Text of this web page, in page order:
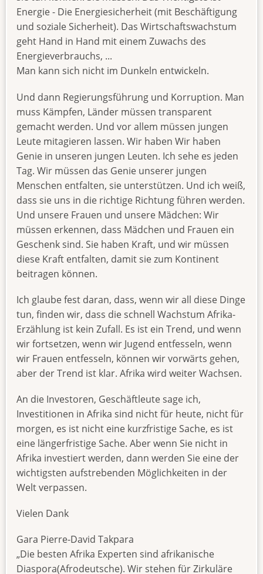
Energie - Die Energiesicherheit (mit Beschäftigung
und soziale Sicherheit). Das Wirtschaftswachstum
geht Hand in Hand mit einem Zuwachs des
Energieverbrauchs, ...
Man kann sich nicht im Dunkeln entwickeln.
Und dann Regierungsführung und Korruption. Man
muss Kämpfen, Länder müssen transparent
gemacht werden. Und vor allem müssen jungen
Leute mitagieren lassen. Wir haben Wir haben
Genie in unseren jungen Leuten. Ich sehe es jeden
Tag. Wir müssen das Genie unserer jungen
Menschen entfalten, sie unterstützen. Und ich weiß,
dass sie uns in die richtige Richtung führen werden.
Und unsere Frauen und unsere Mädchen: Wir
müssen erkennen, dass Mädchen und Frauen ein
Geschenk sind. Sie haben Kraft, und wir müssen
diese Kraft entfalten, damit sie zum Kontinent
beitragen können.
Ich glaube fest daran, dass, wenn wir all diese Dinge
tun, finden wir, dass die schnell Wachstum Afrika-
Erzählung ist kein Zufall. Es ist ein Trend, und wenn
wir fortsetzen, wenn wir Jugend entfesseln, wenn
wir Frauen entfesseln, können wir vorwärts gehen,
aber der Trend ist klar. Afrika wird weiter Wachsen.
An die Investoren, Geschäftleute sage ich,
Investitionen in Afrika sind nicht für heute, nicht für
morgen, es ist nicht eine kurzfristige Sache, es ist
eine längerfristige Sache. Aber wenn Sie nicht in
Afrika investiert werden, dann werden Sie eine der
wichtigsten aufstrebenden Möglichkeiten in der
Welt verpassen.
Vielen Dank
Gara Pierre-David Takpara
„Die besten Afrika Experten sind afrikanische
Diaspora(Afrodeutsche). Wir stehen für Zirkuläre